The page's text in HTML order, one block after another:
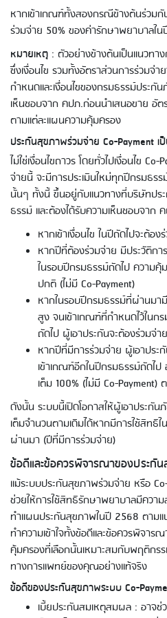
หากเข้าเกณฑ์ทั้งสองกรณีข้างต้นร่วม
ร่วมจ่าย 50% ของค่ารักษาพยาบาลใ
หมายเหตุ : ตัวอย่างข้างต้นเป็นแนวทา
ซึ่งเงื่อนไข รวมทั้งอัตราส่วนการร่วมจ่า
กำหนดและเงื่อนไขของกรมธรรม์ประกั
เห็นชอบจาก คปภ.ก่อนนำเสนอขาย อัต
ตามแต่ละแผนความคุ้มครอง
ประกันสุขภาพร่วมจ่าย Co-Payment เป็
ไม่ใช่เงื่อนไขถาวร โดยทั่วไปเงื่อนไข
จ่ายนี้ จะมีการประเมินใหม่ทุกปีกรมธ
นั้นๆ ทั้งนี้ ขึ้นอยู่กับแนวทางที่บริษัทประ
ธรรม์ และต้องได้รับความเห็นชอบจาก
หากเข้าเงื่อนไข ในปีถัดไปจะต้
หากปีที่ต้องร่วมจ่าย มีประวัติกา
ในรอบปีกรมธรรม์ถัดไป ความคุ้
ปกติ (ไม่มี Co-Payment)
หากในรอบปีกรมธรรม์ที่ผ่านมา
สูง จนเข้าเกณฑ์ที่กำหนดไว้ในก
ถัดไป ผู้เอาประกันจะต้องร่วมจ่
หากปีที่มีการร่วมจ่าย ผู้เอาประ
เข้าเกณฑ์อีกในปีกรมธรรม์ถัดไ
เต็ม 100% (ไม่มี Co-Payment)
ดังนั้น ระบบนี้เปิดโอกาสให้ผู้เอาประกั
เต็มจำนวนตามเดิมได้หากมีการใช้สิทธิ
ผ่านมา (ปีที่มีการร่วมจ่าย)
ข้อดีและข้อควรพิจารณาของประกั
แม้ระบบประกันสุขภาพร่วมจ่าย หรือ
ช่วยให้การใช้สิทธิรักษาพยาบาลมีควา
ทำแผนประกันสุขภาพในปี 2568 ตาม
ทำความเข้าใจทั้งข้อดีและข้อควรพิจาร
คุ้มครองที่เลือกนั้นเหมาะสมกับพฤติกร
ทางการแพทย์ของคุณอย่างแท้จริง
ข้อดีของประกันสุขภาพระบบ Co-
เบี้ยประกันสมเหตุสมผล : อาจช่